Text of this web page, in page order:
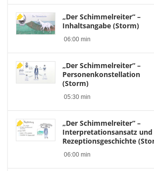
„Der Schimmelreiter“ –
Inhaltsangabe (Storm)
06:00 min
„Der Schimmelreiter“ –
Personenkonstellation
(Storm)
05:30 min
„Der Schimmelreiter“ –
Interpretationsansatz und
Rezeptionsgeschichte
06:00 min